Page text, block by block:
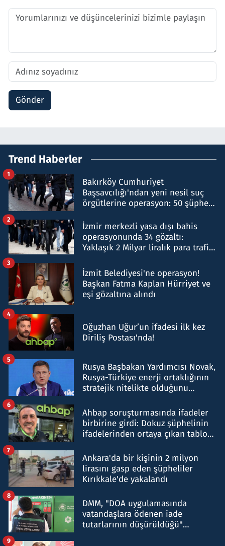
Gönder
Trend Haberler
Bakırköy Cumhuriyet
Başsavcılığı'ndan yeni nesil suç
örgütlerine operasyon: 50 şüpheli
1
İzmir merkezli yasa dışı bahis
operasyonunda 34 gözaltı:
Yaklaşık 2 Milyar liralık para trafiği
2
İzmit Belediyesi'ne operasyon!
Başkan Fatma Kaplan Hürriyet ve
eşi gözaltına alındı
3
Oğuzhan Uğur’un ifadesi ilk kez
Diriliş Postası'nda!
4
Rusya Başbakan Yardımcısı Novak,
Rusya-Türkiye enerji ortaklığının
stratejik nitelikte olduğunu
5
Ahbap soruşturmasında ifadeler
birbirine girdi: Dokuz şüphelinin
ifadelerinden ortaya çıkan tablo
6
Ankara'da bir kişinin 2 milyon
lirasını gasp eden şüpheliler
Kırıkkale'de yakalandı
7
DMM, "DOA uygulamasında
vatandaşlara ödenen iade
tutarlarının düşürüldüğü"
8
9